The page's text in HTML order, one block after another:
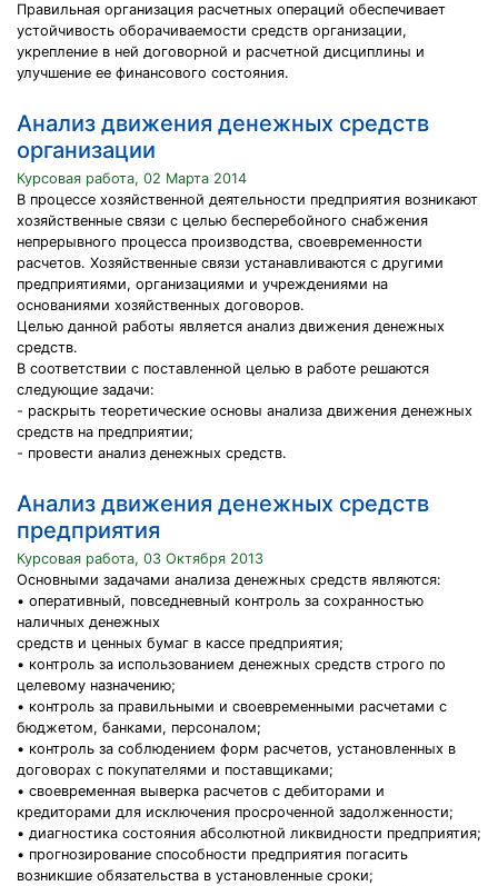
Правильная организация расчетных операций обеспечивает
устойчивость оборачиваемости средств организации,
укрепление в ней договорной и расчетной дисциплины и
улучшение ее финансового состояния.
Анализ движения денежных средств
организации
Курсовая работа, 02 Марта 2014
В процессе хозяйственной деятельности предприятия возникают
хозяйственные связи с целью бесперебойного снабжения
непрерывного процесса производства, своевременности
расчетов. Хозяйственные связи устанавливаются с другими
предприятиями, организациями и учреждениями на
основаниями хозяйственных договоров.
Целью данной работы является анализ движения денежных
средств.
В соответствии с поставленной целью в работе решаются
следующие задачи:
- раскрыть теоретические основы анализа движения денежных
средств на предприятии;
- провести анализ денежных средств.
Анализ движения денежных средств
предприятия
Курсовая работа, 03 Октября 2013
Основными задачами анализа денежных средств являются:
• оперативный, повседневный контроль за сохранностью
наличных денежных
средств и ценных бумаг в кассе предприятия;
• контроль за использованием денежных средств строго по
целевому назначению;
• контроль за правильными и своевременными расчетами с
бюджетом, банками, персоналом;
• контроль за соблюдением форм расчетов, установленных в
договорах с покупателями и поставщиками;
• своевременная выверка расчетов с дебиторами и
кредиторами для исключения просроченной задолженности;
• диагностика состояния абсолютной ликвидности предприятия;
• прогнозирование способности предприятия погасить
возникшие обязательства в установленные сроки;